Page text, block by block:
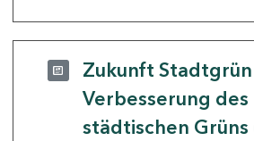
Zukunft Stadtgrün
Verbesserung des
städtischen Grüns